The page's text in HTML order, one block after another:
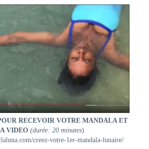
RECEVOIR VOTRE MANDALA ET
VIDEO (durée: 20 minutes)
creez-votre-1er-mandala-lunaire/